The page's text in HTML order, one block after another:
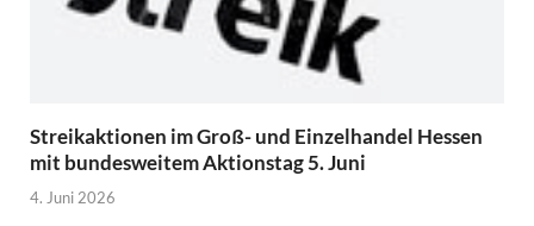
Streikaktionen im Groß- und Einzelhandel Hessen
mit bundesweitem Aktionstag 5. Juni
4. Juni 2026